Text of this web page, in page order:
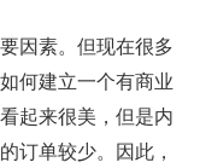
因素。但现在很多
何建立一个有商业
起来很美，但是内
订单较少。因此，